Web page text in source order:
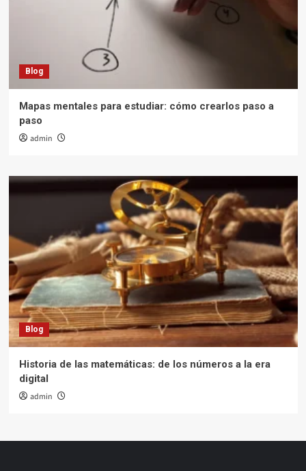
Blog
Mapas mentales para estudiar: cómo crearlos paso a
paso
admin
Blog
Historia de las matemáticas: de los números a la era
digital
admin